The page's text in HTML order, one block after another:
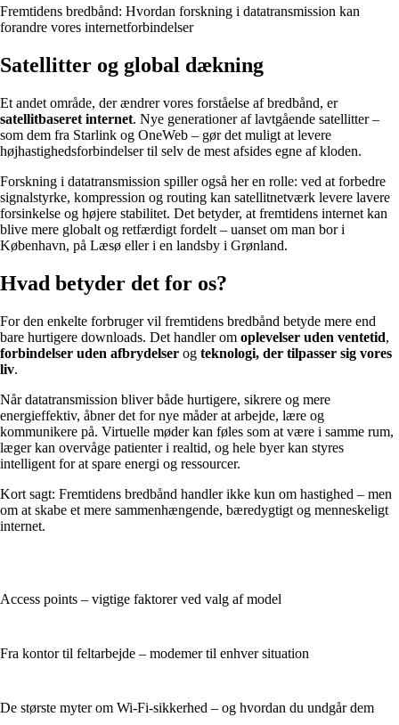
Fremtidens bredbånd: Hvordan forskning i datatransmission kan
forandre vores internetforbindelser
Satellitter og global dækning
Et andet område, der ændrer vores forståelse af bredbånd, er
satellitbaseret internet. Nye generationer af lavtgående satellitter –
som dem fra Starlink og OneWeb – gør det muligt at levere
højhastighedsforbindelser til selv de mest afsides egne af kloden.
Forskning i datatransmission spiller også her en rolle: ved at forbedre
signalstyrke, kompression og routing kan satellitnetværk levere lavere
forsinkelse og højere stabilitet. Det betyder, at fremtidens internet kan
blive mere globalt og retfærdigt fordelt – uanset om man bor i
København, på Læsø eller i en landsby i Grønland.
Hvad betyder det for os?
For den enkelte forbruger vil fremtidens bredbånd betyde mere end
bare hurtigere downloads. Det handler om oplevelser uden ventetid,
forbindelser uden afbrydelser og teknologi, der tilpasser sig vores
liv.
Når datatransmission bliver både hurtigere, sikrere og mere
energieffektiv, åbner det for nye måder at arbejde, lære og
kommunikere på. Virtuelle møder kan føles som at være i samme rum,
læger kan overvåge patienter i realtid, og hele byer kan styres
intelligent for at spare energi og ressourcer.
Kort sagt: Fremtidens bredbånd handler ikke kun om hastighed – men
om at skabe et mere sammenhængende, bæredygtigt og menneskeligt
internet.
Access points – vigtige faktorer ved valg af model
Fra kontor til feltarbejde – modemer til enhver situation
De største myter om Wi‑Fi‑sikkerhed – og hvordan du undgår dem